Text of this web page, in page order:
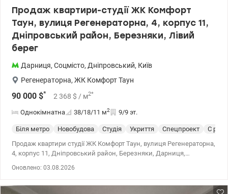
Продаж квартири-студії ЖК Комфорт
Таун, вулиця Регенераторна, 4, корпус 11,
Дніпровський район, Березняки, Лівий
берег
Дарниця, Соцмісто, Дніпровський, Київ
Регенераторна, ЖК Комфорт Таун
90 000 $* 2 368 $ / м2*
Однокімнатна 38/18/11 м2 9/9 эт.
Біля метро Новобудова Студія Укриття Спецпроект
С
Продаж квартири студії ЖК Комфорт Таун, вулиця Регенераторна,
4, корпус 11, Дніпровський район, Березняки, Дарниця,
студія повністю готова до проживання: кондиціонер, бойлер,
Оновлено: 03.08.2026